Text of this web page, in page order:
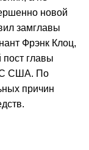
новой
замглавы
Фрэнк Клоц,
главы
США. По
причин